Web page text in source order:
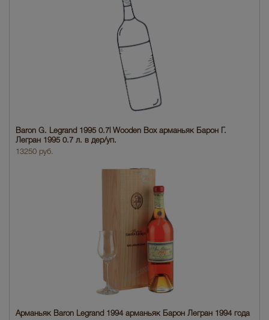
Baron G. Legrand 1995 0.7l Wooden Box арманьяк Барон Г.
Легран 1995 0.7 л. в дер/уп.
13250 руб.
Арманьяк Baron Legrand 1994 арманьяк Барон Легран 1994 года